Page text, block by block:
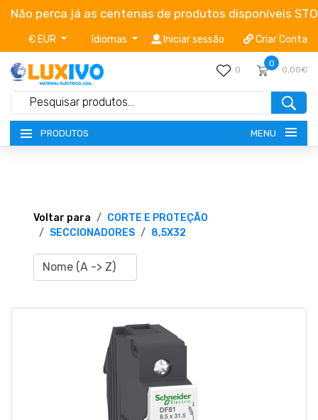
Não perca já as centenas de produtos disponíveis
€ EUR Idiomas Iniciar sessão Criar Conta
0
0
0,00€
PRODUTOS MENU
TERMOS E CONDIÇÕES
geral@luxivo.pt
Voltar para
CORTE E PROTEÇÃO
SECCIONADORES
8,5X32